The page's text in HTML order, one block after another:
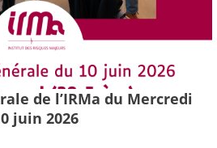
de l’IRMa du Mercredi
juin 2026